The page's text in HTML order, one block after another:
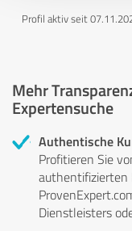
Profil aktiv seit
Mehr
Expertensuche
Authentische
Profitieren Sie
authentifizierten
Dienstleisters